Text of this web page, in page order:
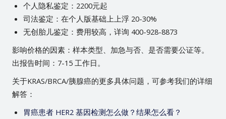
个人隐私鉴定：2200元起
司法鉴定：在个人版基础上上浮 20-30%
无创胎儿鉴定：费用较高，详询 400-928-8873
影响价格的因素：样本类型、加急与否、是否需要公证等。
出报告时间：7-15 工作日。
关于KRAS/BRCA/胰腺癌的更多具体问题，可参考我们的详细
解答：
胃癌患者 HER2 基因检测怎么做？结果怎么看？